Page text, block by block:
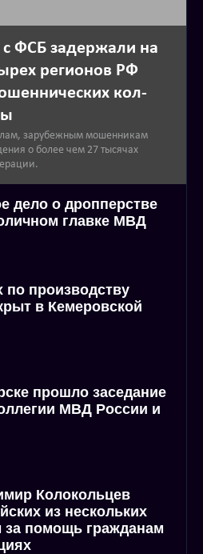
ФСБ задержали на
регионов РФ
кол-
зарубежным мошенникам
о более чем 27 тысячах
дело о дропперстве
главке МВД
по производству
в Кемеровской
прошло заседание
МВД России и
Колокольцев
из нескольких
за помощь гражданам